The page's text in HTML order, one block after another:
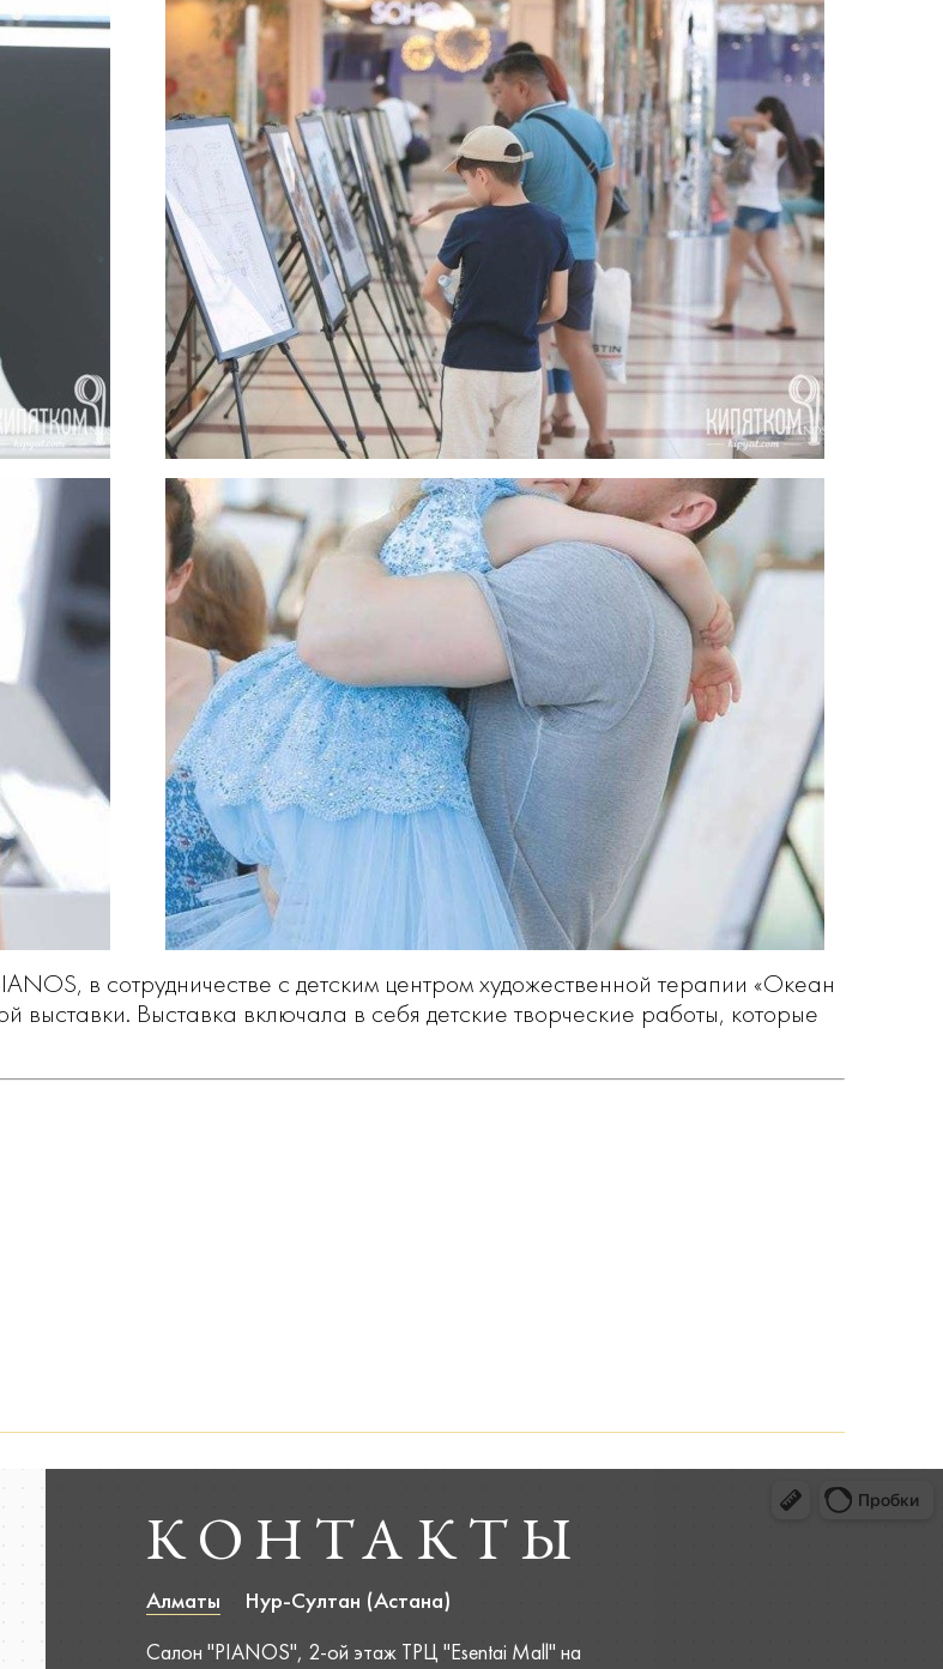
в сотрудничестве с детским центром художественной терапии «Океан
выставки. Выставка включала в себя детские творческие работы, которые
КОНТАКТЫ
Алматы Нур-Султан (Астана)
Салон "PIANOS", 2-ой этаж ТРЦ "Esentai Mall" на